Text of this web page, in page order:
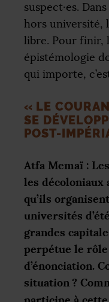
suspect·es.
hors université,
libre. Pour finir,
épistémologie
qui importe,
« LE
SE
POST-
Atfa Memaï :
les décoloniaux
qu’ils
universités
grandes
perpétue le
d’énonciation.
situation ?